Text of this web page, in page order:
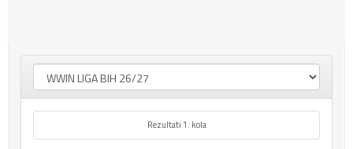
Rezultati 1. kola